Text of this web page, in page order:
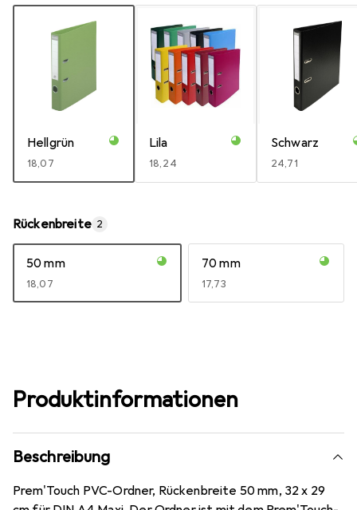
Hellgrün
EUR
18,07
Lila
EUR
18,24
Schwarz
EUR
24,71
Rückenbreite 2
50 mm
EUR
18,07
70 mm
EUR
17,73
Produktinformationen
Beschreibung
Prem'Touch PVC-Ordner, Rückenbreite 50 mm, 32 x 29